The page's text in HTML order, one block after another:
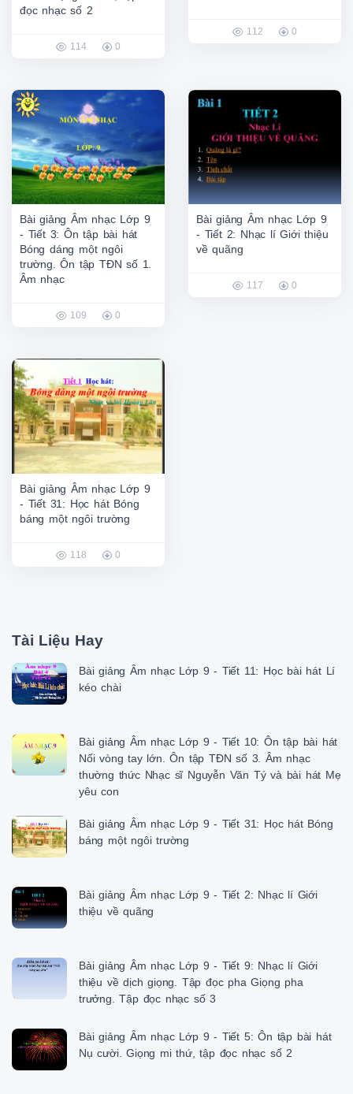
đọc nhạc số 2
114 0
112 0
Bài giảng Âm nhạc Lớp 9
- Tiết 3: Ôn tập bài hát
Bóng dáng một ngôi
trường. Ôn tập TĐN số 1.
Âm nhạc
109 0
Bài giảng Âm nhạc Lớp 9
- Tiết 2: Nhạc lí Giới thiệu
về quãng
117 0
Bài giảng Âm nhạc Lớp 9
- Tiết 31: Học hát Bóng
báng một ngôi trường
118 0
Tài Liệu Hay
Bài giảng Âm nhạc Lớp 9 - Tiết 11: Học bài hát Lí
kéo chài
Bài giảng Âm nhạc Lớp 9 - Tiết 10: Ôn tập bài hát
Nối vòng tay lớn. Ôn tập TĐN số 3. Âm nhạc
thường thức Nhạc sĩ Nguyễn Văn Tý và bài hát Mẹ
yêu con
Bài giảng Âm nhạc Lớp 9 - Tiết 31: Học hát Bóng
báng một ngôi trường
Bài giảng Âm nhạc Lớp 9 - Tiết 2: Nhạc lí Giới
thiệu về quãng
Bài giảng Âm nhạc Lớp 9 - Tiết 9: Nhạc lí Giới
thiệu về dịch giọng. Tập đọc pha Giọng pha
trưởng. Tập đọc nhạc số 3
Bài giảng Âm nhạc Lớp 9 - Tiết 5: Ôn tập bài hát
Nụ cười. Giọng mi thứ, tập đọc nhạc số 2